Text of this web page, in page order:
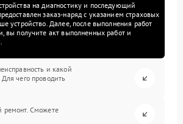
на диагностику и последующий
заказ-наряд с указанием страховых
устройство. Далее, после выполнения работ
вы получите акт выполненных работ и
и какой
чего проводить
ремонт. Сможете